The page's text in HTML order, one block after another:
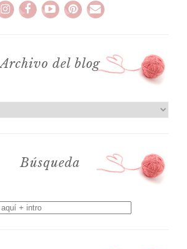
Archivo del blog
Búsqueda